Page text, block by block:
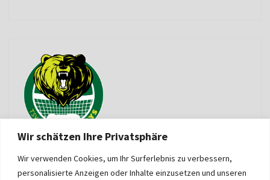
Wir schätzen Ihre Privatsphäre
Wir verwenden Cookies, um Ihr Surferlebnis zu verbessern,
personalisierte Anzeigen oder Inhalte einzusetzen und unseren